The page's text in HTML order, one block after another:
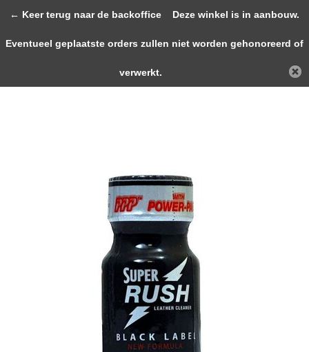
Home
← Keer terug naar de backoffice Deze winkel is in aanbouw.
Eventueel geplaatste orders zullen niet worden gehonoreerd of
verwerkt.